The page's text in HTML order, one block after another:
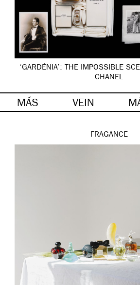
‘GARDÉNIA’: THE IMPOSSIBLE
CHANEL
MÁS VEIN
FRAGANCE